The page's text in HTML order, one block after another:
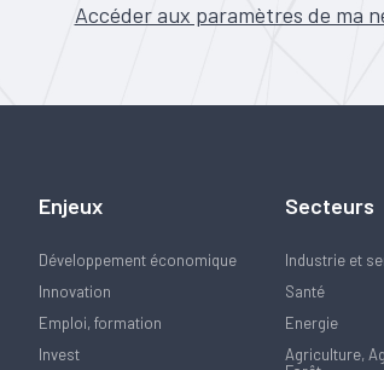
Accéder aux paramètres de ma
Enjeux
Développement économique
Innovation
Emploi, formation
Invest
Secteurs
Industrie et
Santé
Energie
Agriculture,